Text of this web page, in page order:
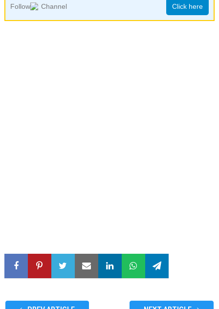
Follow Channel Click here